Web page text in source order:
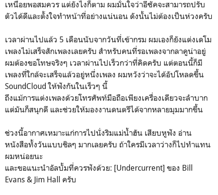
เหนื่อยพอสมควร แต่ยังไงก็ตาม ผมมั่นใจว่าอีซัคจะสามารถปรับ
ตัวได้ดีและตั้งใจทำหน้าที่อย่างแน่นอน ดังนั้นไม่ต้องเป็นห่วงครับ
เวลาผ่านไปแล้ว 5 เดือนนับจากวันที่เข้ากรม ผมเองก็ยังแต่งเดโม
เพลงไม่เสร็จสักเพลงเลยครับ สำหรับคนที่รอเพลงจากลาคูน่าอยู่
ผมต้องขอโทษจริงๆ เวลาผ่านไปเร็วกว่าที่คิดครับ แต่ตอนนี้ก็มี
เพลงที่ใกล้จะเสร็จแล้วอยู่หนึ่งเพลง ผมหวังว่าจะได้อัปโหลดขึ้น
SoundCloud ให้ฟังกันในเร็วๆ นี้
ถึงแม้การแต่งเพลงด้วยโทรศัพท์มือถือเพียงเครื่องเดียวจะลำบาก
แต่มันก็สนุกดี และช่วยให้มองงานดนตรีได้จากหลายมุมมากขึ้น
ช่วงนี้อากาศเหมาะแก่การไปนั่งริมแม่น้ำฮัน เสียบหูฟัง อ่าน
หนังสือทั้งวันแบบชิลๆ มากเลยครับ ถ้าใครมีเวลาว่างก็ไปทำแทน
ผมหน่อยนะ
และขอแนะนำอัลบั้มที่ควรฟังด้วย: [Undercurrent] ของ Bill
Evans & Jim Hall ครับ